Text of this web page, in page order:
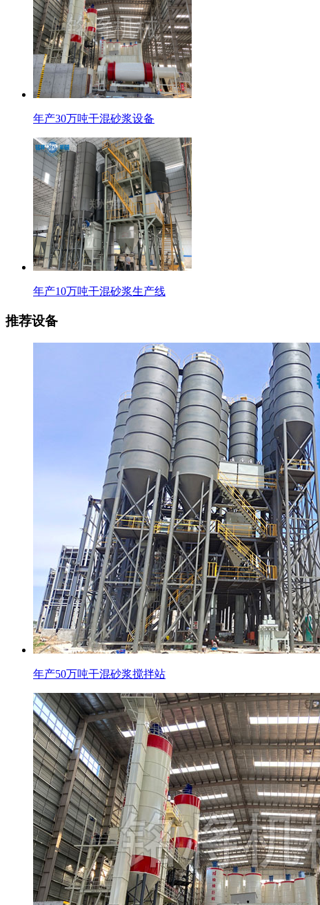
年产30万吨干混砂浆设备
年产10万吨干混砂浆生产线
推荐设备
年产50万吨干混砂浆搅拌站